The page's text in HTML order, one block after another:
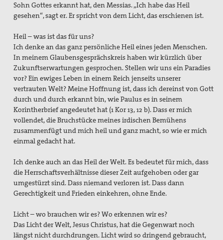
Sohn Gottes erkannt hat, den Messias. „Ich habe das Heil
gesehen“, sagt er. Er spricht von dem Licht, das erschienen ist.
Heil – was ist das für uns?
Ich denke an das ganz persönliche Heil eines jeden Menschen.
In meinem Glaubensgesprächskreis haben wir kürzlich über
Zukunftserwartungen gesprochen. Stellen wir uns ein Paradies
vor? Ein ewiges Leben in einem Reich jenseits unserer
vertrauten Welt? Meine Hoffnung ist, dass ich dereinst von Gott
durch und durch erkannt bin, wie Paulus es in seinem
Korintherbrief angedeutet hat (1 Kor 13, 12 b). Dass er mich
vollendet, die Bruchstücke meines irdischen Bemühens
zusammenfügt und mich heil und ganz macht, so wie er mich
einmal gedacht hat.
Ich denke auch an das Heil der Welt. Es bedeutet für mich, dass
die Herrschaftsverhältnisse dieser Zeit aufgehoben oder gar
umgestürzt sind. Dass niemand verloren ist. Dass dann
Gerechtigkeit und Frieden einkehren, ohne Ende.
Licht – wo brauchen wir es? Wo erkennen wir es?
Das Licht der Welt, Jesus Christus, hat die Gegenwart noch
längst nicht durchdrungen. Licht wird so dringend gebraucht,